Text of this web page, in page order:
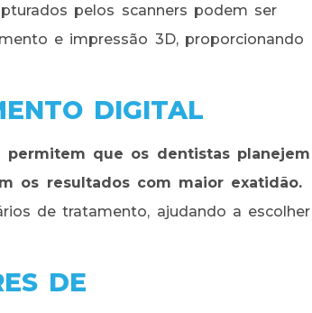
pelos scanners podem ser
e impressão 3D, proporcionando
DIGITAL
que os dentistas planejem
os resultados com maior exatidão.
de tratamento, ajudando a escolher
DE